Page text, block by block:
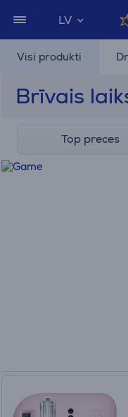
LV
Visi produkti
Brīvais
Top preces